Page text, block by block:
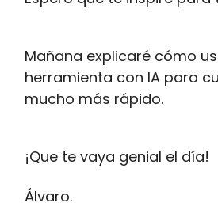
Mañana explicaré cómo
herramienta con IA para
mucho más rápido.
¡Que te vaya genial el día!
Álvaro.